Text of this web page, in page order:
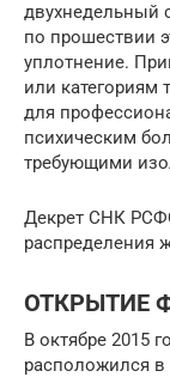
двухнедельный
по прошествии
уплотнение.
или категориям
для
психическим
требующими
Декрет СНК
распределения
ОТКРЫТИЕ
В октябре 2015
расположился в